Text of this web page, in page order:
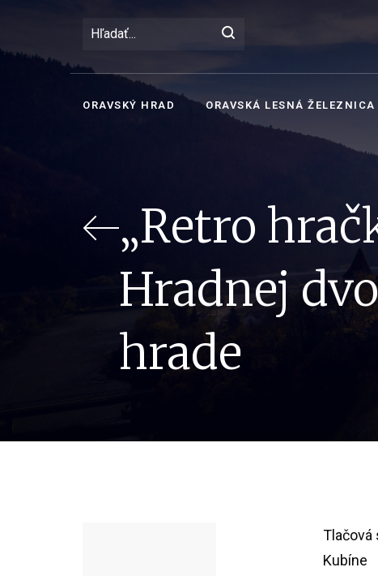
ORAVSKÝ HRAD ORAVSKÁ LESNÁ ŽELEZNICA
„Retro
Hradnej
hrade
Tlačová
Kubíne